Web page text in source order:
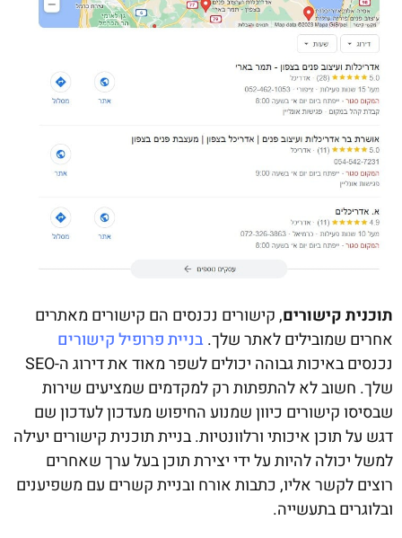
תוכנית קישורים, קישורים נכנסים הם קישורים מאתרים
אחרים שמובילים לאתר שלך.בניית פרופיל קישורים
נכנסים באיכות גבוהה יכולים לשפר מאוד את דירוג ה-SEO
שלך. חשוב לא להתפתות רק למקדמים שמציעים שירות
שבסיסו קישורים כיוון שמנוע החיפוש מעדכון לעדכון שם
דגש על תוכן איכותי ורלוונטיות. בניית תוכנית קישורים יעילה
למשל יכולה להיות על ידי יצירת תוכן בעל ערך שאחרים
רוצים לקשר אליו, כתבות אורח ובניית קשרים עם משפיענים
ובלוגרים בתעשייה.